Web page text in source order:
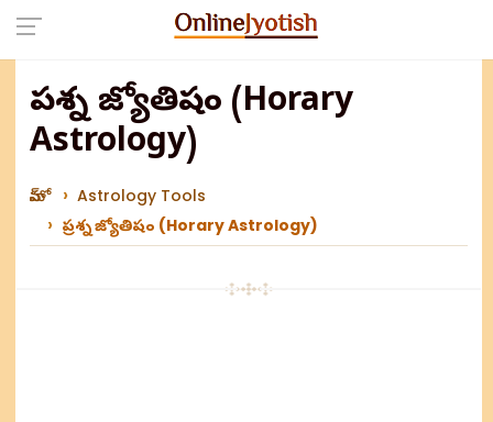
ప్రశ్న జ్యోతిషం (Horary
Astrology)
హోమ్
Astrology Tools
ప్రశ్న జ్యోతిషం (Horary Astrology)